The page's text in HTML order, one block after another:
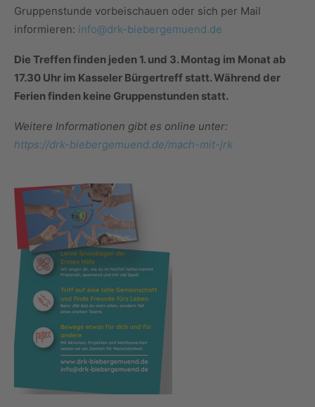
Gruppenstunde vorbeischauen oder sich per Mail
informieren: info@drk-biebergemuend.de
Die Treffen finden jeden 1. und 3. Montag im Monat ab
17.30 Uhr im Kasseler Bürgertreff statt. Während der
Ferien finden keine Gruppenstunden statt.
Weitere Informationen gibt es online unter:
https://drk-biebergemuend.de/mach-mit-jrk